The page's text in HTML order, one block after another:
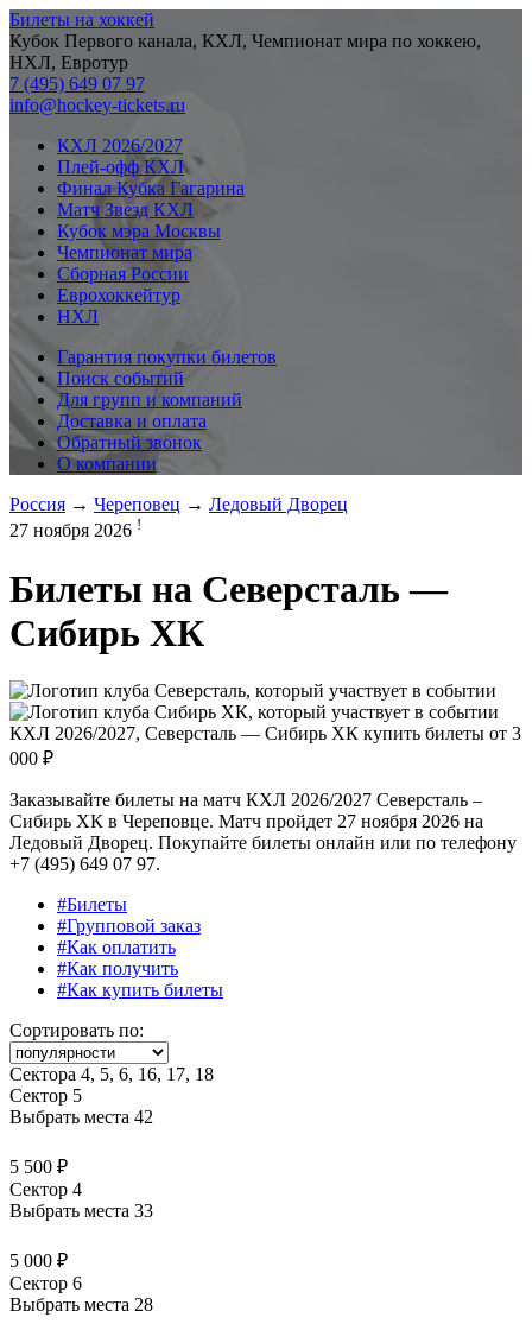
Билеты на хоккей
Кубок Первого канала, КХЛ, Чемпионат мира по хоккею,
НХЛ, Евротур
7 (495) 649 07 97
info@hockey-tickets.ru
КХЛ 2026/2027
Плей-офф КХЛ
Финал Кубка Гагарина
Матч Звезд КХЛ
Кубок мэра Москвы
Чемпионат мира
Сборная России
Еврохоккейтур
НХЛ
Гарантия покупки билетов
Поиск событий
Для групп и компаний
Доставка и оплата
Обратный звонок
О компании
Россия → Череповец → Ледовый Дворец
27 ноября 2026 !
Билеты на Северсталь —
Сибирь ХК
КХЛ 2026/2027, Северсталь — Сибирь ХК купить билеты от 3
000 ₽
Заказывайте билеты на матч КХЛ 2026/2027 Северсталь –
Сибирь ХК в Череповце. Матч пройдет 27 ноября 2026 на
Ледовый Дворец. Покупайте билеты онлайн или по телефону
+7 (495) 649 07 97.
#Билеты
#Групповой заказ
#Как оплатить
#Как получить
#Как купить билеты
Сортировать по:
Сектора 4, 5, 6, 16, 17, 18
Сектор 5
Выбрать места 42
5 500 ₽
Сектор 4
Выбрать места 33
5 000 ₽
Сектор 6
Выбрать места 28